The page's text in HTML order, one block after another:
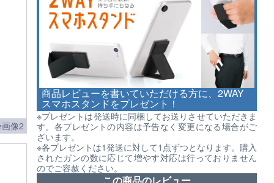
商品レビューを書いていただける方に、2WAY
スマホスタンドをプレゼント！
※プレゼントは発送時に同梱してお送りさせていただきま
す。各プレゼントの内容は予告なく変更になる場合がご
ざいます。
※各プレゼントは1発送に対して1点ずつとなります。購入
されたガンの数に応じて増やす対応は行っておりません
のでご容赦ください。
像2